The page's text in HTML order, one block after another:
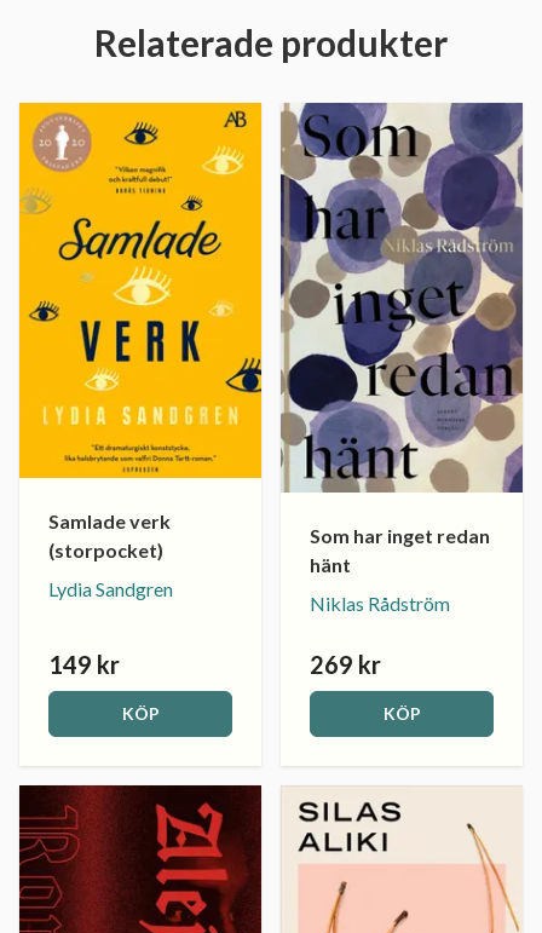
Relaterade produkter
Samlade verk
(storpocket)
Lydia Sandgren
149 kr
KÖP
Som har inget redan
hänt
Niklas Rådström
269 kr
KÖP